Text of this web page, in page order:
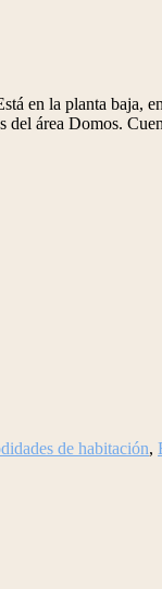
en la planta baja,
área Domos.
de habitación,